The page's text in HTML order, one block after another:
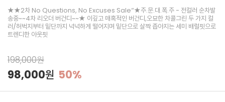
★★2차 No Questions, No Excuses Sale”★주.문.대.폭.주 - 전컬러 순차발
송중~~4차 리오더 버건디~~★ 이깊고 매혹적인 버건디,오묘한 차콜그린 두 가지 컬
러/허벅지부터 밑단까지 넉넉하게 떨어지며 밑단으로 살짝 좁아지는 세미 배럴핏으로
트렌디한 아웃핏
198,000원
98,000원 50%